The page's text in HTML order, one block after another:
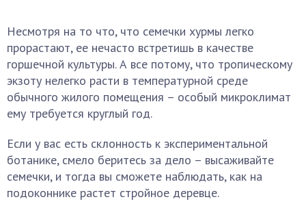
Несмотря на то что, что семечки хурмы легко
прорастают, ее нечасто встретишь в качестве
горшечной культуры. А все потому, что тропическому
экзоту нелегко расти в температурной среде
обычного жилого помещения – особый микроклимат
ему требуется круглый год.
Если у вас есть склонность к экспериментальной
ботанике, смело беритесь за дело – высаживайте
семечки, и тогда вы сможете наблюдать, как на
подоконнике растет стройное деревце.